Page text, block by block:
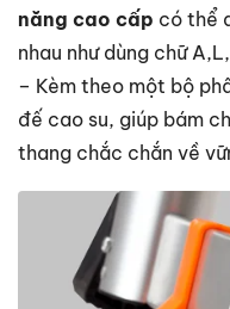
năng cao cấp có thể
nhau như dùng chữ
– Kèm theo một bộ
đế cao su, giúp bám
thang chắc chắn về